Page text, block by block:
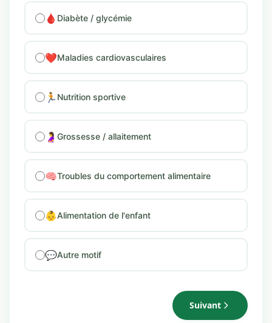
🩸 Diabète / glycémie
❤️Maladies cardiovasculaires
🏃 Nutrition sportive
🤰 Grossesse / allaitement
🧠Troubles du comportement alimentaire
👶Alimentation de l'enfant
💬Autre motif
Suivant